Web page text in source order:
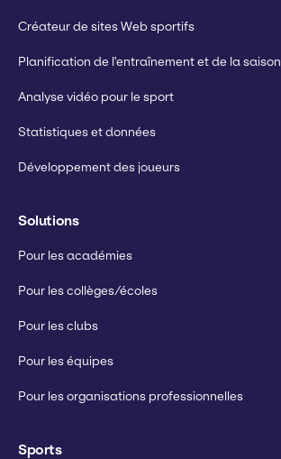
Créateur de sites Web sportifs
Planification de l'entraînement et de la saison
Analyse vidéo pour le sport
Statistiques et données
Développement des joueurs
Solutions
Pour les académies
Pour les collèges/écoles
Pour les clubs
Pour les équipes
Pour les organisations professionnelles
Sports